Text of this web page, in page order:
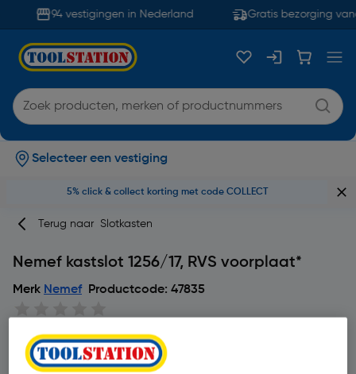
94 vestigingen in Nederland Gratis bezorging
Selecteer een vestiging
5% click & collect korting met code COLLECT
Terug naar Slotkasten
Nemef kastslot 1256/17, RVS voorplaat*
Merk Nemef Productcode: 47835